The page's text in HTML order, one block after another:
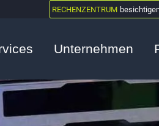
RECHENZENTRUM
Unternehmen